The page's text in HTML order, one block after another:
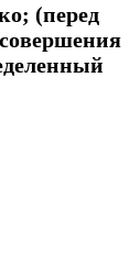
(перед